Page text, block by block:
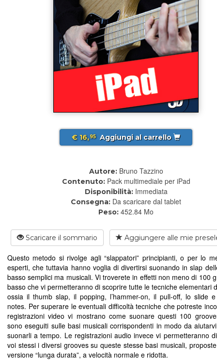
€ 16,95 Aggiungi al carrello
Autore: Bruno Tazzino
Contenuto: Pack multimediale per iPad
Disponibilità: Immediata
Consegna: Da scaricare dal tablet
Peso: 452.84 Mo
Scaricare il sommario Aggiungere alle mie
Questo metodo si rivolge agli “slappatori” principianti, o per lo
esperti, che tuttavia hanno voglia di divertirsi suonando in slap
basso semplici ma musicali. Vi troverete in effetti non meno di 100
basso che vi permetteranno di scoprire tutte le tecniche elementari
ossia il thumb slap, il popping, l’hammer-on, il pull-off, lo slide
notes. Per superare le eventuali difficoltà tecniche che potreste
registrazioni video vi mostrano come suonare questi 100
sono eseguiti sulle basi musicali corrispondenti in modo da
suonarli a tempo. Le registrazioni audio invece vi permetteranno
voi stessi i diversi grooves su queste stesse basi musicali,
versione “lunga durata”, a velocità normale e ridotta.